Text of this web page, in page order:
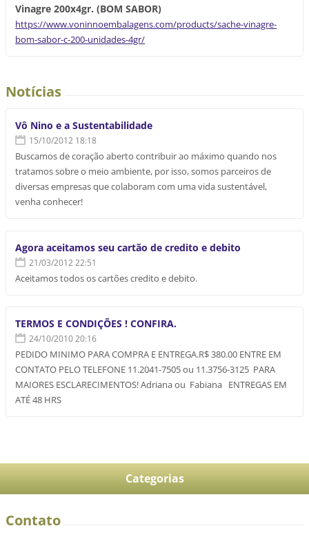
Vinagre 200x4gr. (BOM SABOR)
https://www.voninnoembalagens.com/products/sache-vinagre-
bom-sabor-c-200-unidades-4gr/
Notícias
Vô Nino e a Sustentabilidade
15/10/2012 18:18
Buscamos de coração aberto contribuir ao máximo quando nos
tratamos sobre o meio ambiente, por isso, somos parceiros de
diversas empresas que colaboram com uma vida sustentável,
venha conhecer!
Agora aceitamos seu cartão de credito e debito
21/03/2012 22:51
Aceitamos todos os cartões credito e debito.
TERMOS E CONDIÇÕES ! CONFIRA.
24/10/2010 20:16
PEDIDO MINIMO PARA COMPRA E ENTREGA.R$ 380.00 ENTRE EM
CONTATO PELO TELEFONE 11.2041-7505 ou 11.3756-3125 PARA
MAIORES ESCLARECIMENTOS! Adriana ou Fabiana ENTREGAS EM
ATÉ 48 HRS
Categorias
Contato